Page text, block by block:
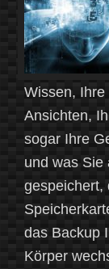
Wissen, Ihre
Ansichten,
sogar Ihre
und was Sie
gespeichert,
das Backup
Körper